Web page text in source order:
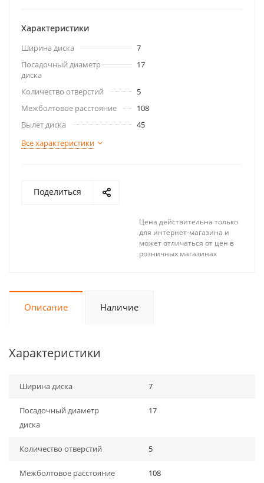
Характеристики
Ширина диска
7
Посадочный диаметр
диска
17
Количество отверстий
5
Межболтовое расстояние
108
Вылет диска
45
Все характеристики
Поделиться
Цена действительна только
для интернет-магазина и
может отличаться от цен в
розничных магазинах
Описание Наличие
Характеристики
Ширина диска 7
Посадочный диаметр
диска
17
Количество отверстий 5
Межболтовое расстояние 108